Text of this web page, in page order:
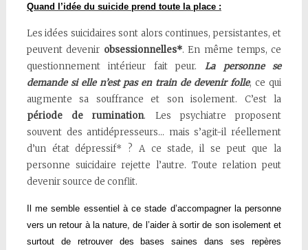
Quand l’idée du suicide prend toute la place :
Les idées suicidaires sont alors continues, persistantes, et
peuvent devenir obsessionnelles*. En même temps, ce
questionnement intérieur fait peur.La personne se
demande si elle n’est pas en train de devenir folle, ce qui
augmente sa souffrance et son isolement. C’est la
période de rumination. Les psychiatre proposent
souvent des antidépresseurs… mais s’agit-il réellement
d’un état dépressif* ? A ce stade, il se peut que la
personne suicidaire rejette l’autre. Toute relation peut
devenir source de conflit.
Il me semble essentiel à ce stade d’accompagner la personne
vers un retour à la nature, de l’aider à sortir de son isolement et
surtout de retrouver des bases saines dans ses repères